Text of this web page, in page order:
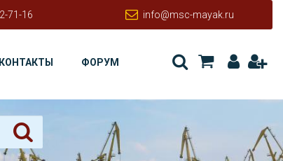
71-16 info@msc-mayak.ru
КОНТАКТЫ ФОРУМ